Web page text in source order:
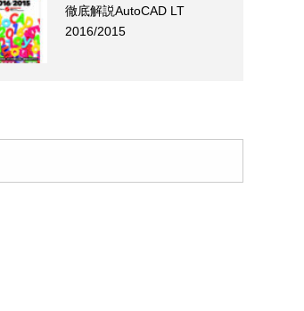
徹底解説AutoCAD LT
2016/2015